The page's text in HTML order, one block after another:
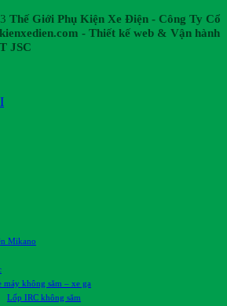
Thế Giới Phụ Kiện Xe Điện - Công Ty Cổ
- Thiết kế web & Vận hành
JSC
Mikano
máy không săm – xe ga
Lốp IRC không săm